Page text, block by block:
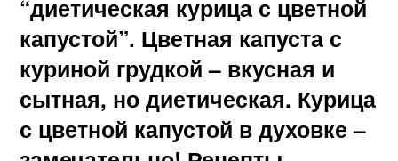
“диетическая курица с цветной
капустой”. Цветная капуста с
куриной грудкой – вкусная и
сытная, но диетическая. Курица
с цветной капустой в духовке –